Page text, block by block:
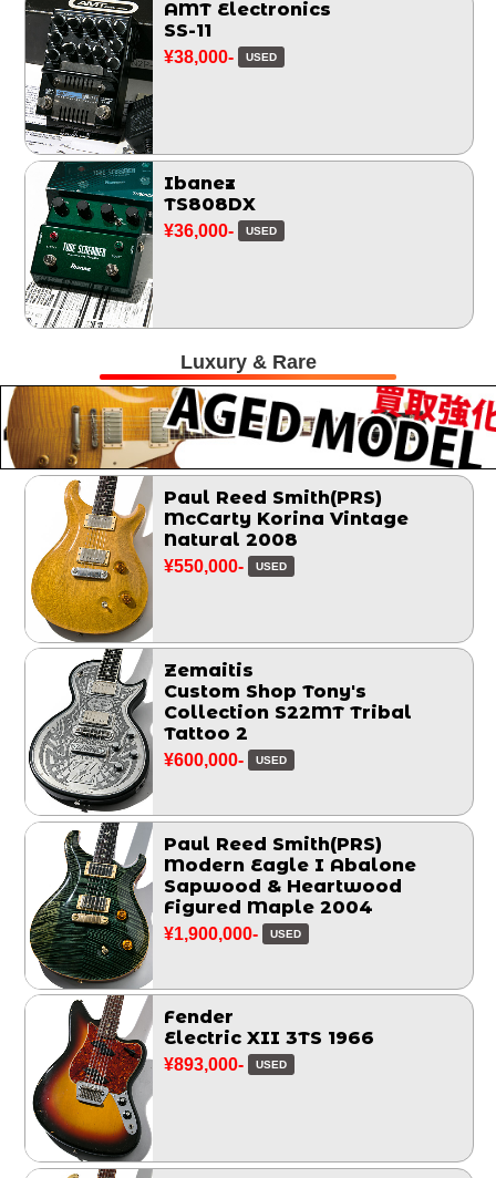
AMT Electronics
SS-11
¥38,000- USED
Ibanez
TS808DX
¥36,000- USED
Luxury & Rare
Paul Reed Smith(PRS)
McCarty Korina Vintage
Natural 2008
¥550,000- USED
Zemaitis
Custom Shop Tony's
Collection S22MT Tribal
Tattoo 2
¥600,000- USED
Paul Reed Smith(PRS)
Modern Eagle I Abalone
Sapwood & Heartwood
Figured Maple 2004
¥1,900,000- USED
Fender
Electric XII 3TS 1966
¥893,000- USED